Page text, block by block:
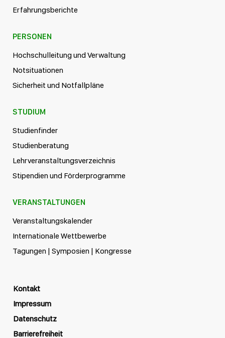
Erfahrungsberichte
PERSONEN
Hochschulleitung und Verwaltung
Notsituationen
Sicherheit und Notfallpläne
STUDIUM
Studienfinder
Studienberatung
Lehrveranstaltungsverzeichnis
Stipendien und Förderprogramme
VERANSTALTUNGEN
Veranstaltungskalender
Internationale Wettbewerbe
Tagungen | Symposien | Kongresse
Kontakt
Impressum
Datenschutz
Barrierefreiheit